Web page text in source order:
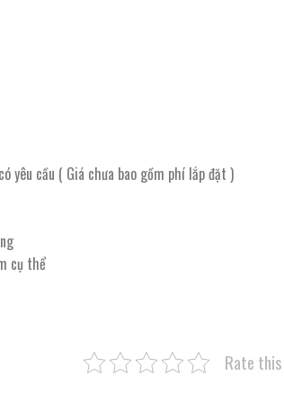
yêu cầu ( Giá chưa bao gồm phí lắp đặt )
cụ thể
Rate